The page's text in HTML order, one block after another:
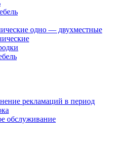
одно — двухместные
рекламаций в период
обслуживание